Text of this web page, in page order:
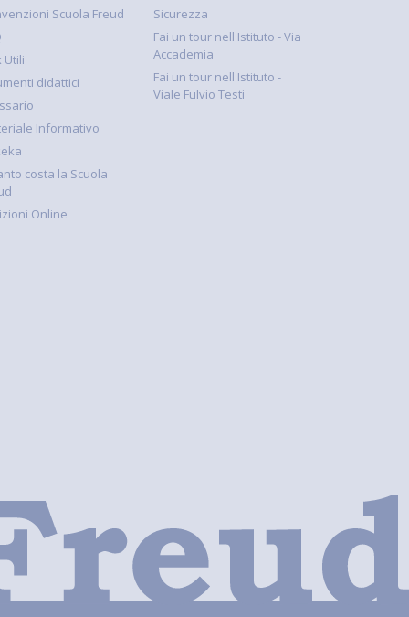
Scuola Freud
Utili
didattici
Informativo
costa la Scuola
Online
Sicurezza
Fai un tour nell'Istituto - Via
Accademia
Fai un tour nell'Istituto -
Viale Fulvio Testi